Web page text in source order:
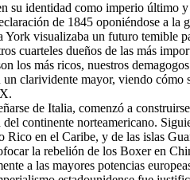
su identidad como imperio
de 1845 oponiéndose a
York visualizaba un futuro temible
cuarteles dueños de las más
los más ricos, nuestros
clarividente mayor, viendo
de Italia, comenzó a
continente norteamericano.
en el Caribe, y de las islas
la rebelión de los Boxer en
a las mayores potencias